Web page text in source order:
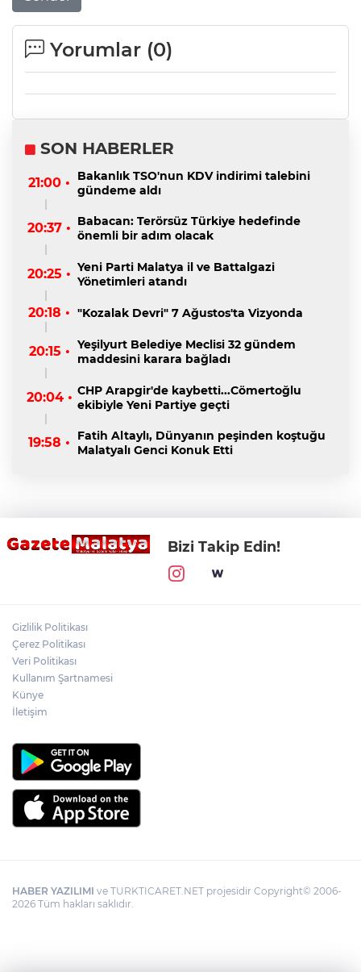
Yorumlar (0)
SON HABERLER
21:00 •
Bakanlık TSO'nun KDV indirimi talebini
gündeme aldı
20:37 • Babacan: Terörsüz Türkiye hedefinde
önemli bir adım olacak
20:25 • Yeni Parti Malatya il ve Battalgazi
Yönetimleri atandı
20:18 • "Kozalak Devri" 7 Ağustos'ta Vizyonda
20:15 • Yeşilyurt Belediye Meclisi 32 gündem
maddesini karara bağladı
20:04 • CHP Arapgir'de kaybetti...Cömertoğlu
ekibiyle Yeni Partiye geçti
19:58 •
Fatih Altaylı, Dünyanın peşinden koştuğu
Malatyalı Genci Konuk Etti
Bizi Takip Edin!
Gizlilik Politikası
Çerez Politikası
Veri Politikası
Kullanım Şartnamesi
Künye
İletişim
HABER YAZILIMI ve TURKTICARET.NET projesidir Copyright© 2006-
2026 Tüm hakları saklıdır.